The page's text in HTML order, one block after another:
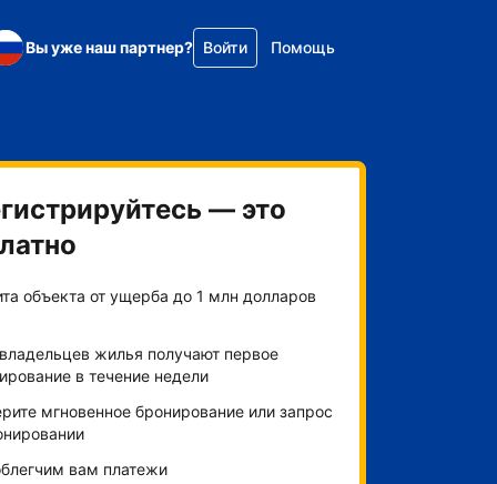
Вы уже наш партнер? Войти Помощь
— это
объекта от ущерба до 1 млн долларов
жилья получают первое
в течение недели
мгновенное бронирование или запрос
вам платежи